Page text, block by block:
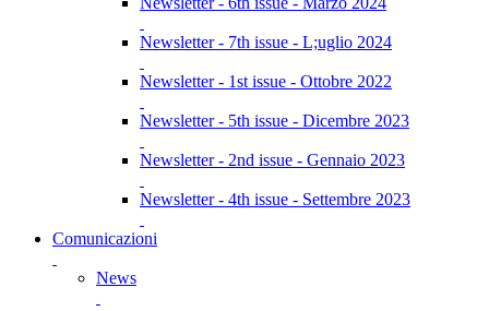
Newsletter - 7th issue - L;uglio 2024
Newsletter - 1st issue - Ottobre 2022
Newsletter - 5th issue - Dicembre 2023
Newsletter - 2nd issue - Gennaio 2023
Newsletter - 4th issue - Settembre 2023
Comunicazioni
News